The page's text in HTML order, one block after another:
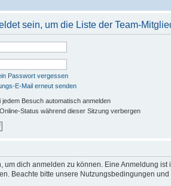
sein, um die Liste der Team-
Passwort vergessen
E-Mail erneut senden
jedem Besuch automatisch anmelden
Status während dieser Sitzung verbergen
um dich anmelden zu können. Eine Anmeldung
Beachte bitte unsere Nutzungsbedingungen